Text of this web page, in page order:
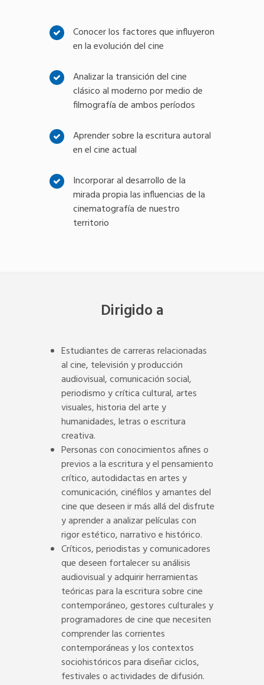
Conocer los factores que influyeron
en la evolución del cine
Analizar la transición del cine
clásico al moderno por medio de
filmografía de ambos períodos
Aprender sobre la escritura autoral
en el cine actual
Incorporar al desarrollo de la
mirada propia las influencias de la
cinematografía de nuestro
territorio
Dirigido a
Estudiantes de carreras relacionadas
al cine, televisión y producción
audiovisual, comunicación social,
periodismo y crítica cultural, artes
visuales, historia del arte y
humanidades, letras o escritura
creativa.
Personas con conocimientos afines o
previos a la escritura y el pensamiento
crítico, autodidactas en artes y
comunicación, cinéfilos y amantes del
cine que deseen ir más allá del disfrute
y aprender a analizar películas con
rigor estético, narrativo e histórico.
Críticos, periodistas y comunicadores
que deseen fortalecer su análisis
audiovisual y adquirir herramientas
teóricas para la escritura sobre cine
contemporáneo, gestores culturales y
programadores de cine que necesiten
comprender las corrientes
contemporáneas y los contextos
sociohistóricos para diseñar ciclos,
festivales o actividades de difusión.